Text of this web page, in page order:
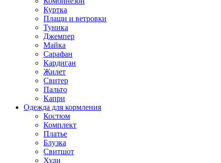
Куртка
Плащи и ветровки
Туника
Джемпер
Майка
Сарафан
Кардиган
Жилет
Свитер
Пальто
Капри
Одежда для кормления
Костюм
Комплект
Платье
Блузка
Свитшот
Худи